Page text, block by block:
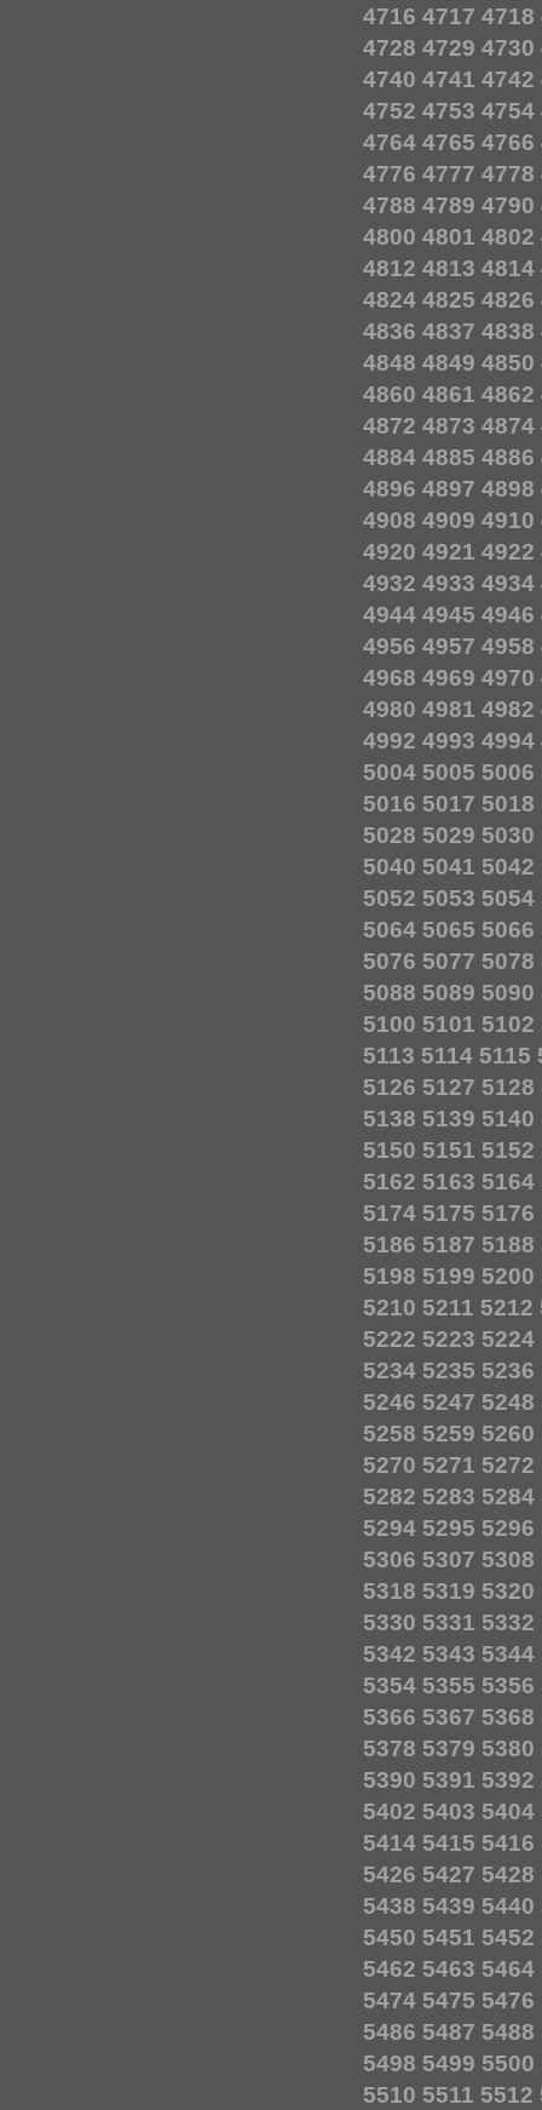
4716 4717 4718
4728 4729 4730
4740 4741 4742
4752 4753 4754
4764 4765 4766
4776 4777 4778
4788 4789 4790
4800 4801 4802
4812 4813 4814
4824 4825 4826
4836 4837 4838
4848 4849 4850
4860 4861 4862
4872 4873 4874
4884 4885 4886
4896 4897 4898
4908 4909 4910
4920 4921 4922
4932 4933 4934
4944 4945 4946
4956 4957 4958
4968 4969 4970
4980 4981 4982
4992 4993 4994
5004 5005 5006
5016 5017 5018
5028 5029 5030
5040 5041 5042
5052 5053 5054
5064 5065 5066
5076 5077 5078
5088 5089 5090
5100 5101 5102
5113 5114 5115
5126 5127 5128
5138 5139 5140
5150 5151 5152
5162 5163 5164
5174 5175 5176
5186 5187 5188
5198 5199 5200
5210 5211 5212
5222 5223 5224
5234 5235 5236
5246 5247 5248
5258 5259 5260
5270 5271 5272
5282 5283 5284
5294 5295 5296
5306 5307 5308
5318 5319 5320
5330 5331 5332
5342 5343 5344
5354 5355 5356
5366 5367 5368
5378 5379 5380
5390 5391 5392
5402 5403 5404
5414 5415 5416
5426 5427 5428
5438 5439 5440
5450 5451 5452
5462 5463 5464
5474 5475 5476
5486 5487 5488
5498 5499 5500
5510 5511 5512